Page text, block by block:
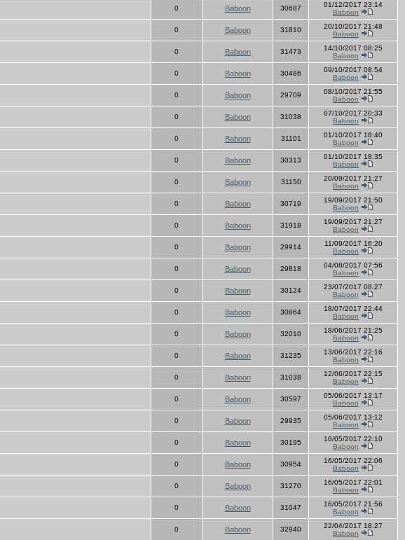
0 Baboon 30687
01/12/2017 23:14
Baboon
0 Baboon 31810
20/10/2017 21:48
Baboon
0 Baboon 31473
14/10/2017 08:25
Baboon
0 Baboon 30486
09/10/2017 08:54
Baboon
0 Baboon 29709
08/10/2017 21:55
Baboon
0 Baboon 31038
07/10/2017 20:33
Baboon
0 Baboon 31101
01/10/2017 18:40
Baboon
0 Baboon 30313
01/10/2017 18:35
Baboon
0 Baboon 31150
20/09/2017 21:27
Baboon
0 Baboon 30719
19/09/2017 21:50
Baboon
0 Baboon 31918
19/09/2017 21:27
Baboon
0 Baboon 29914
11/09/2017 16:20
Baboon
0 Baboon 29818
04/08/2017 07:56
Baboon
0 Baboon 30124
23/07/2017 08:27
Baboon
0 Baboon 30864
18/07/2017 22:44
Baboon
0 Baboon 32010
18/06/2017 21:25
Baboon
0 Baboon 31235
13/06/2017 22:16
Baboon
0 Baboon 31038
12/06/2017 22:15
Baboon
0 Baboon 30597
05/06/2017 13:17
Baboon
0 Baboon 29935
05/06/2017 13:12
Baboon
0 Baboon 30195
16/05/2017 22:10
Baboon
0 Baboon 30954
16/05/2017 22:06
Baboon
0 Baboon 31270
16/05/2017 22:01
Baboon
0 Baboon 31047
16/05/2017 21:56
Baboon
0 Baboon 32940
22/04/2017 18:27
Baboon